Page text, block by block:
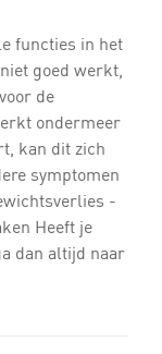
functies in het
goed werkt,
de
ondermeer
kan dit zich
symptomen
-
Heeft je
dan altijd naar